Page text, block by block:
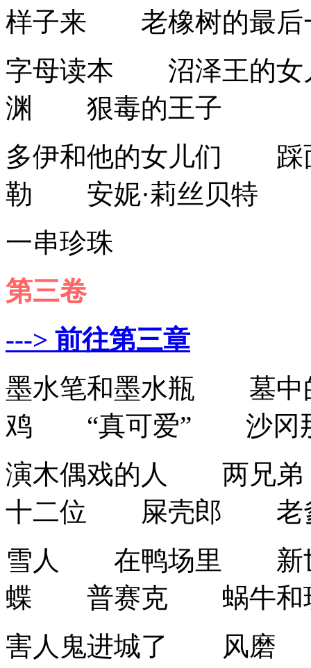
样子来 老橡树的最后
字母读本 沼泽王的
渊 狠毒的王子
多伊和他的女儿们
勒 安妮·莉丝贝特
一串珍珠
第三卷
---> 前往第三章
墨水笔和墨水瓶 墓
鸡 “真可爱” 沙冈那
演木偶戏的人 两兄
十二位 屎壳郎 老爹
雪人 在鸭场里 新
蝶 普赛克 蜗牛和
害人鬼进城了 风磨